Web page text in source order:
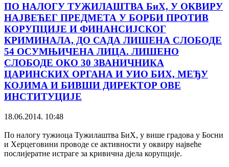
ПО НАЛОГУ ТУЖИЛАШТВА БиХ, У ОКВИРУ
НАЈВЕЋЕГ ПРЕДМЕТА У БОРБИ ПРОТИВ
КОРУПЦИЈЕ И ФИНАНСИЈСКОГ
КРИМИНАЛА, ДО САДА ЛИШЕНА СЛОБОДЕ
54 ОСУМЊИЧЕНА ЛИЦА. ЛИШЕНО
СЛОБОДЕ ОКО 30 ЗВАНИЧНИКА
ЦАРИНСКИХ ОРГАНА И УИО БИХ, МЕЂУ
КОЈИМА И БИВШИ ДИРЕКТОР ОВЕ
ИНСТИТУЦИЈЕ
18.06.2014. 10:48
По налогу тужиоца Тужилаштва БиХ, у више градова у Босни
и Херцеговини проводе се активности у оквиру највеће
послијератне истраге за кривична дјела корупције.